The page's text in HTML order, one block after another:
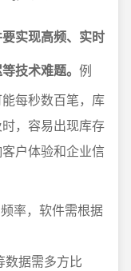
实现高频、实时
技术难题。 例
每秒数百笔，库
，容易出现库存
户体验和企业信
率，软件需根据
数据需多方比